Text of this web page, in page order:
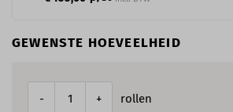
GEWENSTE HOEVEELHEID
- + rollen